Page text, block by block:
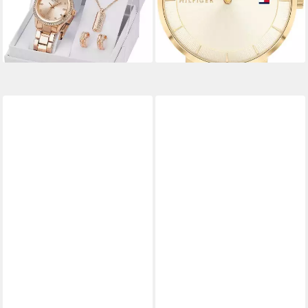
-35%
lieferbar - in 1-2 Werktagen bei dir
lieferbar - in 1-2 Werktagen bei dir